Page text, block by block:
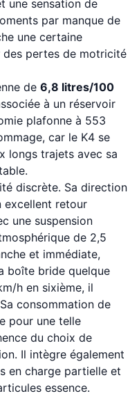
une sensation de
par manque de
une certaine
pertes de motricité
de 6,8 litres/100
à un réservoir
plafonne à 553
car le K4 se
longs trajets avec sa
discrète. Sa direction
excellent retour
une suspension
de 2,5
et immédiate,
boîte bride quelque
h en sixième, il
consommation de
pour une telle
du choix de
Il intègre également
en charge partielle et
essence.